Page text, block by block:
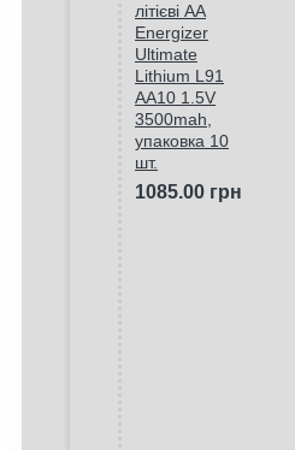
літієві AA
Energizer
Ultimate
Lithium L91
AA10 1.5V
3500mah,
упаковка 10
шт.
1085.00 грн